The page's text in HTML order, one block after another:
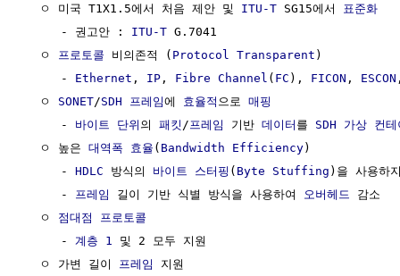
  ㅇ 미국 T1X1.5에서 처음 제안 및
ITU-T SG15에서 표준화
     - 권고안 :
ITU-T G.7041
  ㅇ
프로토콜 비의존적 ( Protocol Transparent )
     -
Ethernet , IP , Fibre Channel ( FC ), FICON , ESCON
  ㅇ
SONET/SDH 프레임에 효율적 으로 매핑
     -
바이트 단위 의 패킷 /프레임 기반 데이터 를 SDH
가상 컨테
  ㅇ 높은
대역폭 효율 ( Bandwidth Efficiency)
     -
HDLC 방식의 바이트 스터핑 ( Byte Stuffing )을 사용하
     -
프레임 길이 기반 식별 방식을 사용하여 오버헤드
감소
  ㅇ
점대점
프로토콜
     -
계층 1
및 2 모두 지원
  ㅇ 가변 길이
프레임
지원